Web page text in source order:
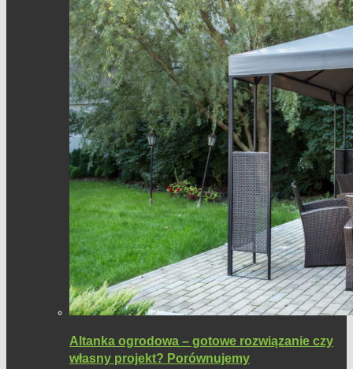
Altanka ogrodowa – gotowe rozwiązanie czy
własny projekt? Porównujemy